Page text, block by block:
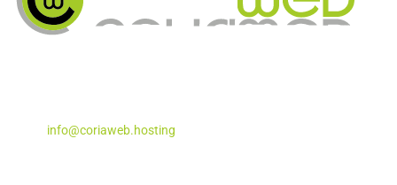
info@coriaweb.hosting